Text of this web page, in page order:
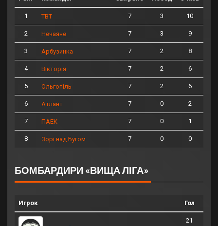
1 ТВТ 7 3 10
2 Нечаяне 7 3 9
3 Арбузинка 7 2 8
4 Вікторія 7 2 6
5 Ольгопіль 7 2 6
6 Атлант 7 0 2
7 ПАЕК 7 0 1
8 Зорі над Бугом 7 0 0
БОМБАРДИРИ «ВИЩА ЛІГА»
Игрок Гол
21